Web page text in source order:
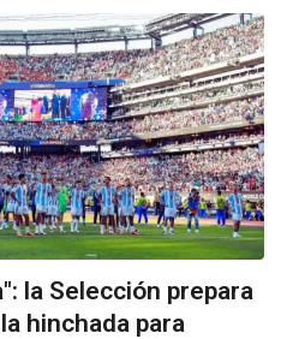
la Selección prepara
hinchada para